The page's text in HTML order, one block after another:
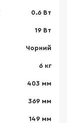
0.6 Вт
19 Вт
Чорний
6 кг
403 мм
369 мм
149 мм